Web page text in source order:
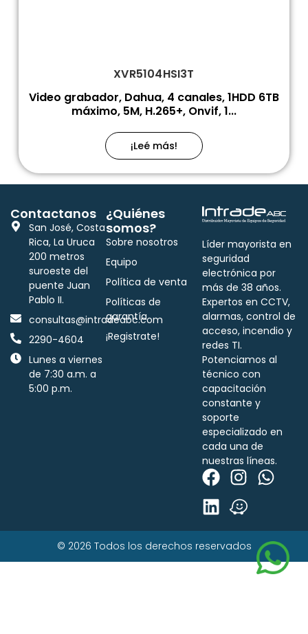
XVR5104HSI3T
Video grabador, Dahua, 4 canales, 1HDD 6TB
máximo, 5M, H.265+, Onvif, 1...
¡Leé más!
Líder mayorista en
seguridad
electrónica por
más de 38 años.
Expertos en CCTV,
alarmas, control de
acceso, incendio y
redes TI.
Potenciamos al
técnico con
capacitación
constante y
soporte
especializado en
cada una de
nuestras líneas.
¿Quiénes
somos?
Sobre nosotros
Equipo
Política de venta
Políticas de
garantía
¡Registrate!
Contactanos
San José, Costa
Rica, La Uruca
200 metros
suroeste del
puente Juan
Pablo II.
consultas@intradeabc.com
2290-4604
Lunes a viernes
de 7:30 a.m. a
5:00 p.m.
© 2026 Todos los derechos reservados